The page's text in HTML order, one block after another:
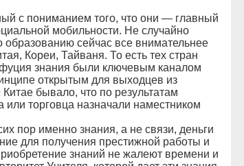
с пониманием того, что они — главный
мобильности. Не случайно
сейчас все внимательнее
Кореи, Тайваня. То есть тех стран
знания были ключевым каналом
открытым для выходцев из
бывало, что по результатам
или торговца назначали наместником
пор именно знания, а не связи, деньги
для получения престижной работы и
знаний не жалеют времени и